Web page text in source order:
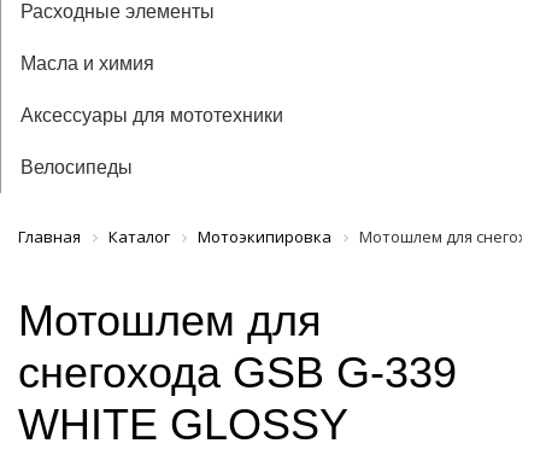
Расходные элементы
Масла и химия
Аксессуары для мототехники
Велосипеды
Главная Каталог Мотоэкипировка Мотошлем для
Мотошлем для
снегохода GSB G-339
WHITE GLOSSY